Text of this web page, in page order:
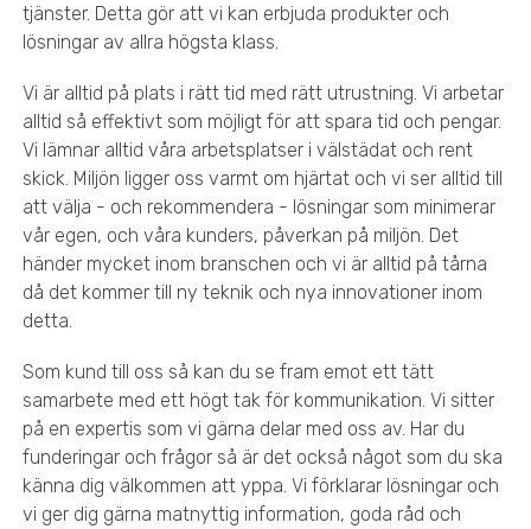
tjänster. Detta gör att vi kan erbjuda produkter och
lösningar av allra högsta klass.
Vi är alltid på plats i rätt tid med rätt utrustning. Vi arbetar
alltid så effektivt som möjligt för att spara tid och pengar.
Vi lämnar alltid våra arbetsplatser i välstädat och rent
skick. Miljön ligger oss varmt om hjärtat och vi ser alltid till
att välja - och rekommendera - lösningar som minimerar
vår egen, och våra kunders, påverkan på miljön. Det
händer mycket inom branschen och vi är alltid på tårna
då det kommer till ny teknik och nya innovationer inom
detta.
Som kund till oss så kan du se fram emot ett tätt
samarbete med ett högt tak för kommunikation. Vi sitter
på en expertis som vi gärna delar med oss av. Har du
funderingar och frågor så är det också något som du ska
känna dig välkommen att yppa. Vi förklarar lösningar och
vi ger dig gärna matnyttig information, goda råd och